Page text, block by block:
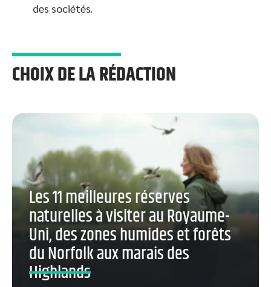
des sociétés.
CHOIX DE LA RÉDACTION
Les 11 meilleures réserves
naturelles à visiter au Royaume-
Uni, des zones humides et forêts
du Norfolk aux marais des
Highlands